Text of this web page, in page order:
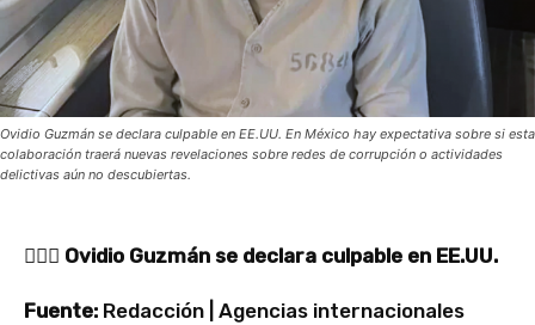
Ovidio Guzmán se declara culpable en EE.UU. En México hay expectativa sobre si esta
colaboración traerá nuevas revelaciones sobre redes de corrupción o actividades
delictivas aún no descubiertas.
🧔‍♂️⚖️ Ovidio Guzmán se declara culpable en EE.UU.
Fuente: Redacción | Agencias internacionales